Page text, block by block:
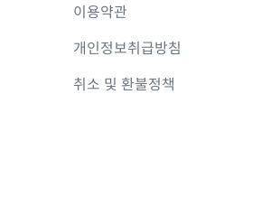
이용약관
개인정보취급방침
취소 및 환불정책